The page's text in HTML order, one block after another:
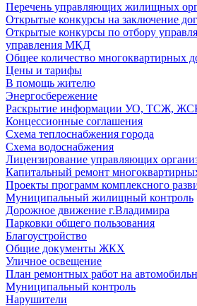
Перечень управляющих жилищных
Открытые конкурсы на заключение
Открытые конкурсы по отбору
управления МКД
Общее количество многоквартирных
Цены и тарифы
В помощь жителю
Энергосбережение
Раскрытие информации УО, ТСЖ,
Концессионные соглашения
Схема теплоснабжения города
Схема водоснабжения
Лицензирование управляющих
Капитальный ремонт
Проекты программ комплексного
Муниципальный жилищный контроль
Дорожное движение г.Владимира
Парковки общего пользования
Благоустройство
Общие документы ЖКХ
Уличное освещение
План ремонтных работ на
Муниципальный контроль
Нарушители